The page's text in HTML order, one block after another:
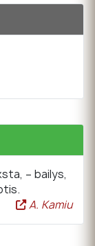
– bailys,
A. Kamiu